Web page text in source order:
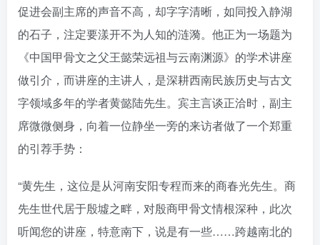
促进会副主席的声音不高，却字字清晰，如同投入静湖
的石子，注定要漾开不为人知的涟漪。他正为一场题为
《中国甲骨文之父王懿荣远祖与云南渊源》的学术讲座
做引介，而讲座的主讲人，是深耕西南民族历史与古文
字领域多年的学者黄懿陆先生。宾主言谈正洽时，副主
席微微侧身，向着一位静坐一旁的来访者做了一个郑重
的引荐手势：
“黄先生，这位是从河南安阳专程而来的商春光先生。商
先生世代居于殷墟之畔，对殷商甲骨文情根深种，此次
听闻您的讲座，特意南下，说是有一些……跨越南北的